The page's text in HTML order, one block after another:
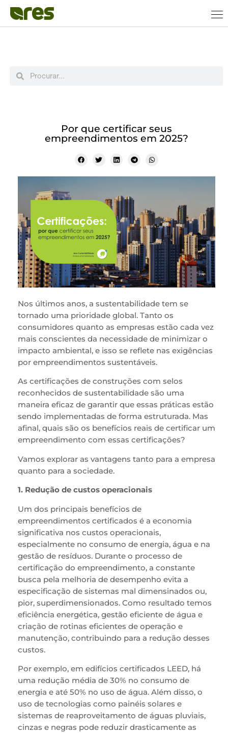
Por que certificar seus
empreendimentos em 2025?
Nos últimos anos, a sustentabilidade tem se
tornado uma prioridade global. Tanto os
consumidores quanto as empresas estão cada vez
mais conscientes da necessidade de minimizar o
impacto ambiental, e isso se reflete nas exigências
por empreendimentos sustentáveis.
As certificações de construções com selos
reconhecidos de sustentabilidade são uma
maneira eficaz de garantir que essas práticas estão
sendo implementadas de forma estruturada. Mas
afinal, quais são os benefícios reais de certificar um
empreendimento com essas certificações?
Vamos explorar as vantagens tanto para a empresa
quanto para a sociedade.
1. Redução de custos operacionais
Um dos principais benefícios de
empreendimentos certificados é a economia
significativa nos custos operacionais,
especialmente no consumo de energia, água e na
gestão de resíduos. Durante o processo de
certificação do empreendimento, a constante
busca pela melhoria de desempenho evita a
especificação de sistemas mal dimensinados ou,
pior, superdimensionados. Como resultado temos
eficiência energética, gestão eficiente de água e
criação de rotinas eficientes de operação e
manutenção, contribuindo para a redução desses
custos.
Por exemplo, em edifícios certificados LEED, há
uma redução média de 30% no consumo de
energia e até 50% no uso de água. Além disso, o
uso de tecnologias como painéis solares e
sistemas de reaproveitamento de águas pluviais,
cinzas e negras pode reduzir drasticamente as